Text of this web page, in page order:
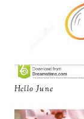
Hello June